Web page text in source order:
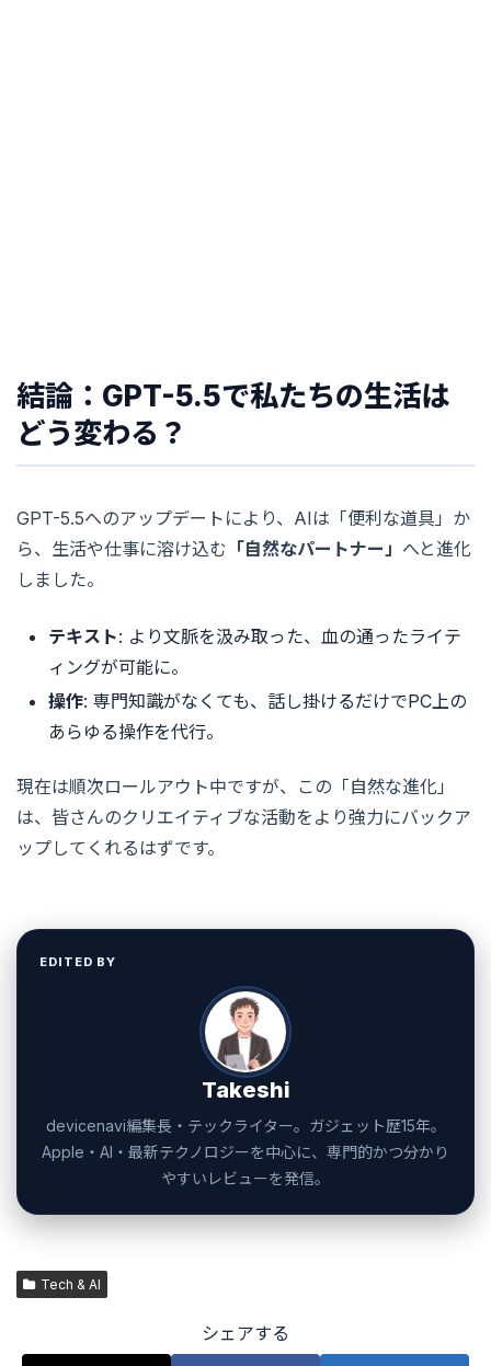
結論：GPT-5.5で私たちの生活は
どう変わる？
GPT-5.5へのアップデートにより、AIは「便利な道具」か
ら、生活や仕事に溶け込む 「自然なパートナー」 へと進化
しました。
テキスト: より文脈を汲み取った、血の通ったライテ
ィングが可能に。
操作: 専門知識がなくても、話し掛けるだけでPC上の
あらゆる操作を代行。
現在は順次ロールアウト中ですが、この「自然な進化」
は、皆さんのクリエイティブな活動をより強力にバックア
ップしてくれるはずです。
EDITED BY
Takeshi
devicenavi編集長・テックライター。ガジェット歴15年。
Apple・AI・最新テクノロジーを中心に、専門的かつ分かり
やすいレビューを発信。
Tech & AI
シェアする